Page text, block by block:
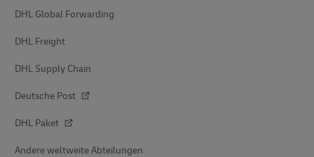
DHL Global Forwarding
DHL Freight
DHL Supply Chain
Deutsche Post
DHL Paket
Andere weltweite Abteilungen